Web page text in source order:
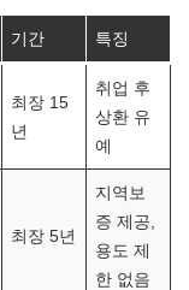
기간 특징
최장 15
년
취업 후
상환 유
예
최장 5년
지역보
증 제공,
용도 제
한 없음